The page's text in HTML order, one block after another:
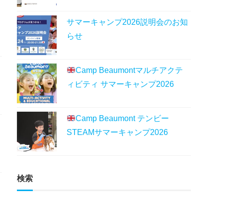
サマーキャンプ2026説明会のお知
らせ
Camp Beaumontマルチアクテ
ィビティ サマーキャンプ2026
Camp Beaumont テンビー
STEAMサマーキャンプ2026
検索